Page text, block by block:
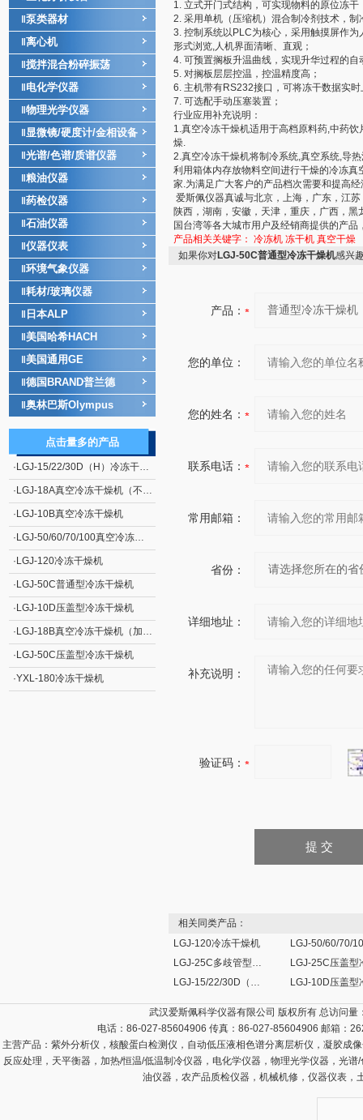
泵类器材
离心机
搅拌混合粉碎振荡
电化学仪器
物理光学仪器
显微镜/硬度计/金相设备
光谱/色谱/质谱仪器
粮油仪器
药检仪器
石油仪器
仪器仪表
环境气象仪器
耗材/玻璃仪器
日本ALP
美国哈希HACH
美国通用GE
德国BRAND普兰德
奥林巴斯Olympus
点击量多的产品
· LGJ-15/22/30D（H）冷冻干燥机
· LGJ-18A真空冷冻干燥机（不加热）
· LGJ-10B真空冷冻干燥机
· LGJ-50/60/70/100真空冷冻干燥机
· LGJ-120冷冻干燥机
· LGJ-50C普通型冷冻干燥机
· LGJ-10D压盖型冷冻干燥机
· LGJ-18B真空冷冻干燥机（加热型）
· LGJ-50C压盖型冷冻干燥机
·YXL-180冷冻干燥机
1. 立式开门式结构，可实现物料的原位冻干
2. 采用单机（压缩机）混合制冷剂技术，
3. 控制系统以PLC为核心，采用触摸屏作
形式浏览,人机界面清晰、直观；
4. 可预置搁板升温曲线，实现升华过程的自
5. 对搁板层层控温，控温精度高；
6. 主机带有RS232接口，可将冻干数据实
7. 可选配手动压塞装置；
行业应用补充说明：
1.真空冷冻干燥机适用于高档原料药,中药
燥.
2.真空冷冻干燥机将制冷系统,真空系统,导
利用箱体内存放物料空间进行干燥的冷冻
家.为满足广大客户的产品档次需要和提高
爱斯佩仪器真诚与北京，上海，广东，江
陕西，湖南，安徽，天津，重庆，广西，
国台湾等各大城市用户及经销商提供的产
产品相关关键字： 冷冻机 冻干机 真空干燥
如果你对LGJ-50C普通型冷冻干燥机感兴
产品：
您的单位：
您的姓名：
联系电话：
常用邮箱：
省份：
详细地址：
补充说明：
验证码：
相关同类产品：
LGJ-120冷冻干燥机
LGJ-25C多歧管型冷冻干燥机
LGJ-15/22/30D（H）冷冻干燥机
武汉爱斯佩科学仪器有限公司 版权所有 总访问量
电话：86-027-85604906 传真：86-027-85604906 邮箱：
主营产品： 紫外分析仪，核酸蛋白检测仪，自动低压液相色谱分离层析仪，凝胶成
反应处理，天平衡器，加热/恒温/低温制冷仪器，电化学仪器，物理光学仪器，光
油仪器，农产品质检仪器，机械机修，仪器仪表，